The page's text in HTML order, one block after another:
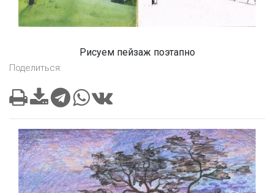
Рисуем пейзаж поэтапно
Поделиться: